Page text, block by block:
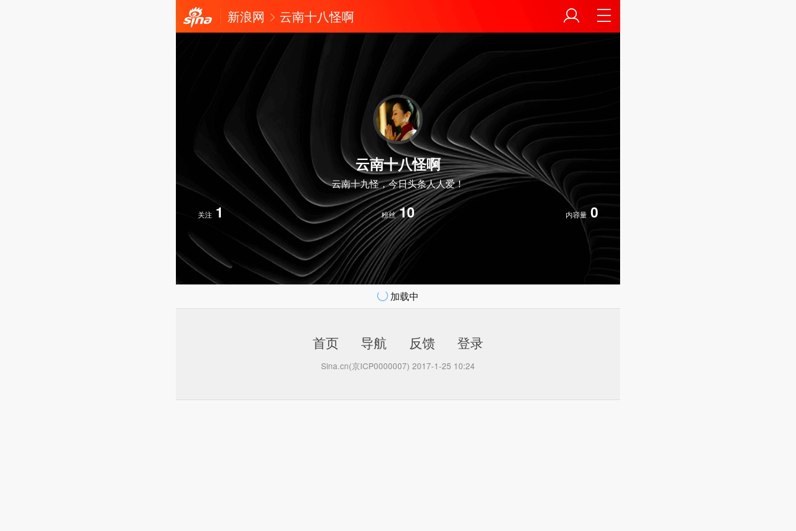
新浪网 云南十八怪啊
云南十八怪啊
云南十九怪，今日头条人人爱！
关注 1 粉丝 10 内容量 0
加载中
首页 导航 反馈 登录
Sina.cn(京ICP0000007) 2017-1-25 10:24